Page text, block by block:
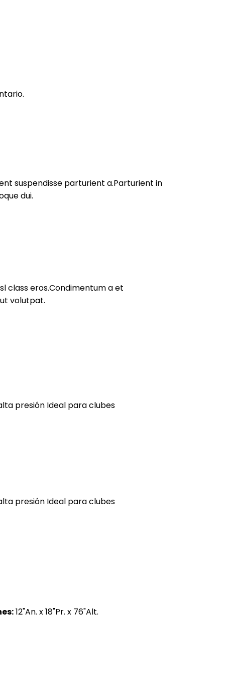
suspendisse parturient a.Parturient in
dui.
class eros.Condimentum a et
volutpat.
presión Ideal para clubes
presión Ideal para clubes
12"An. x 18"Pr. x 76"Alt.